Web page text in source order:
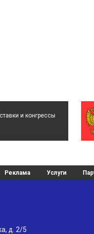
и конгрессы
Реклама Услуги
д. 2/5